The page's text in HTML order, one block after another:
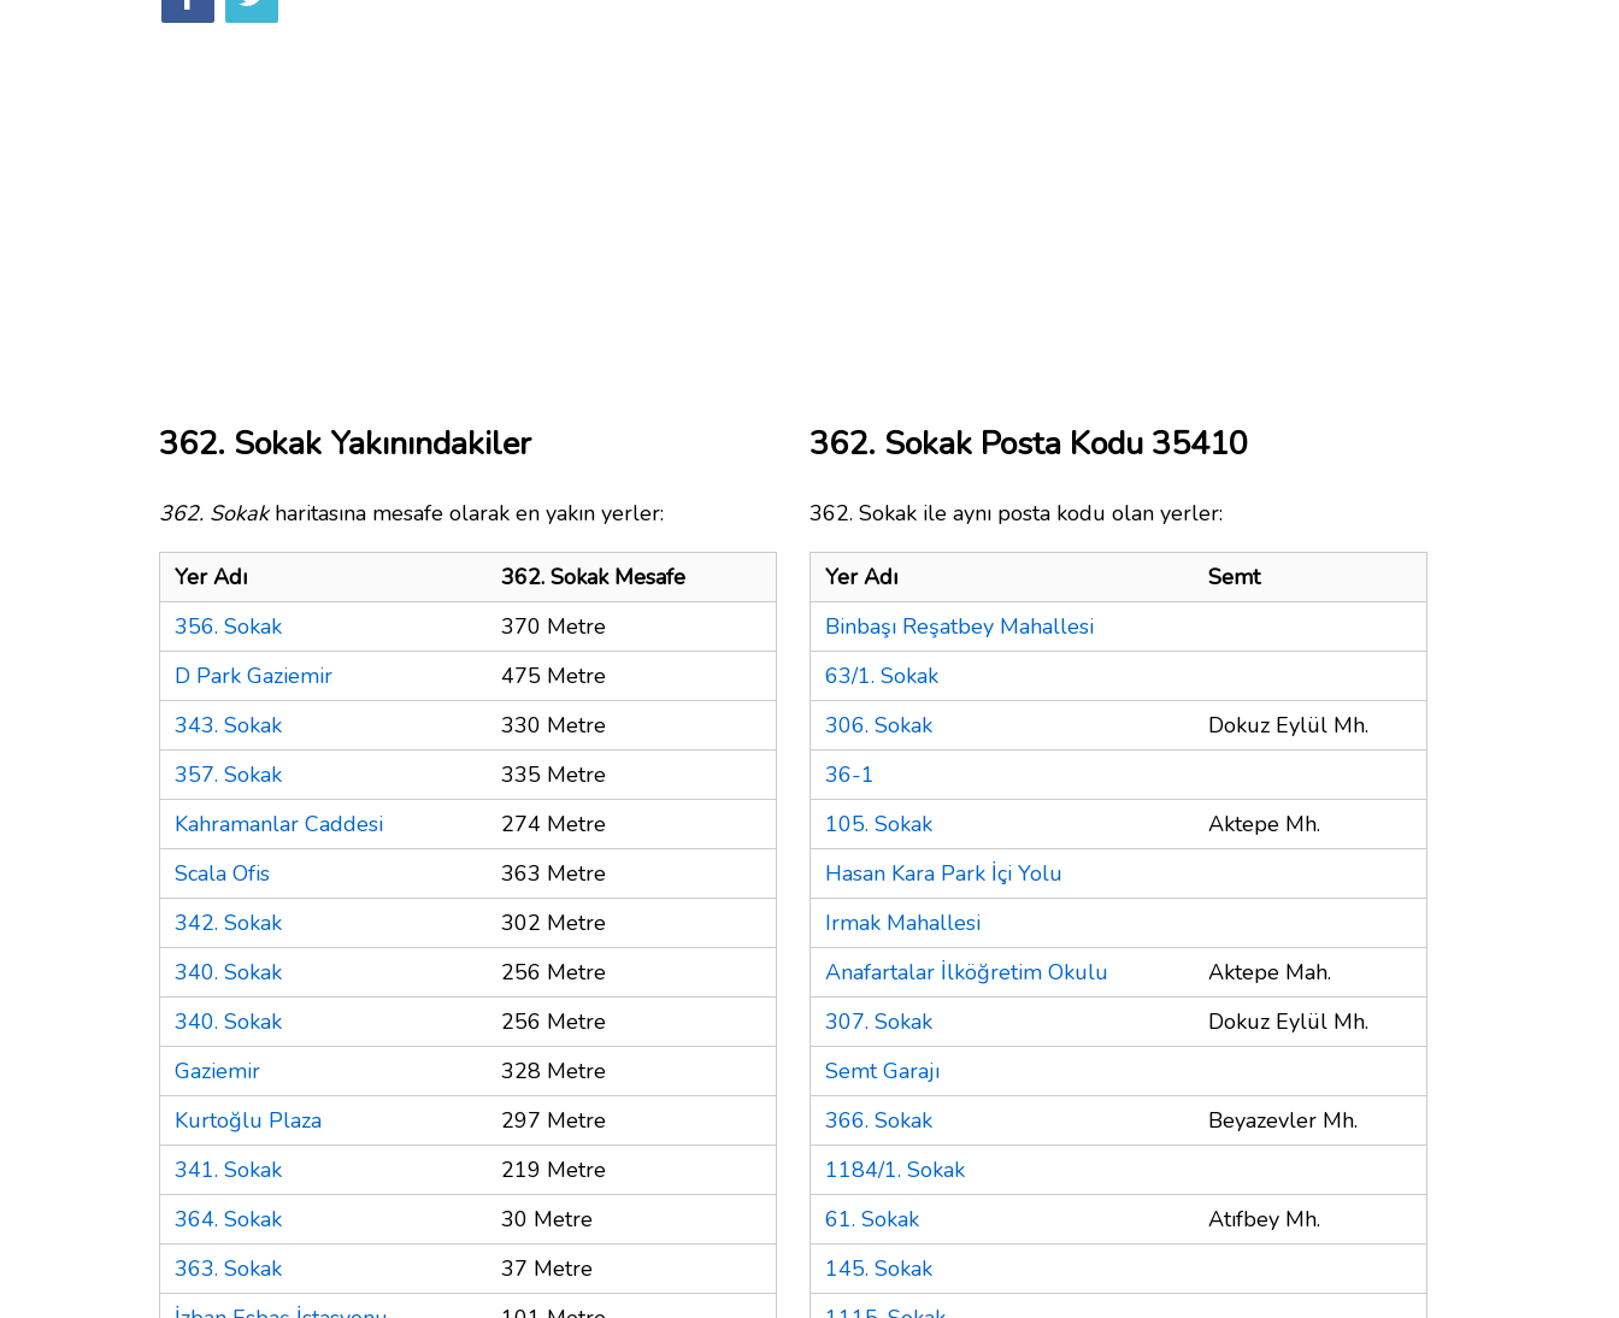
362. Sokak Yakınındakiler
362. Sokakharitasına mesafe olarak en yakın yerler:
Yer Adı
362. Sokak Mesafe
356. Sokak
370 Metre
D Park Gaziemir
475 Metre
343. Sokak
330 Metre
357. Sokak
335 Metre
Kahramanlar Caddesi
274 Metre
Scala Ofis
363 Metre
342. Sokak
302 Metre
340. Sokak
256 Metre
340. Sokak
256 Metre
Gaziemir
328 Metre
Kurtoğlu Plaza
297 Metre
341. Sokak
219 Metre
364. Sokak
30 Metre
363. Sokak
37 Metre
362. Sokak Posta Kodu 35410
362. Sokak ile aynı posta kodu olan yerler:
Yer Adı
Semt
Binbaşı Reşatbey Mahallesi
63/1. Sokak
306. Sokak
Dokuz Eylül Mh.
36-1
105. Sokak
Aktepe Mh.
Hasan Kara Park İçi Yolu
Irmak Mahallesi
Anafartalar İlköğretim Okulu
Aktepe Mah.
307. Sokak
Dokuz Eylül Mh.
Semt Garajı
366. Sokak
Beyazevler Mh.
1184/1. Sokak
61. Sokak
Atıfbey Mh.
145. Sokak